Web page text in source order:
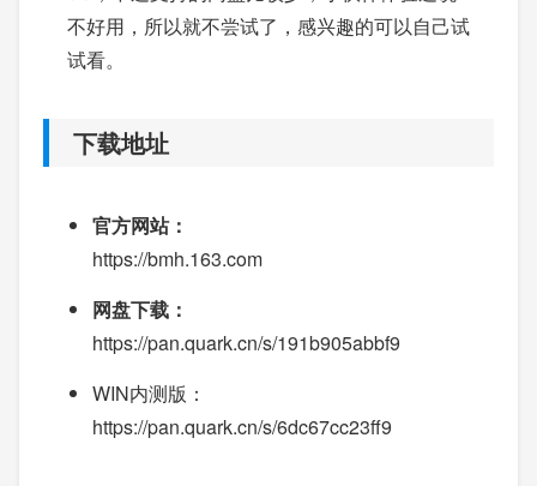
不好用，所以就不尝试了，感兴趣的可以自己试
试看。
下载地址
官方网站：
https://bmh.163.com
网盘下载：
https://pan.quark.cn/s/191b905abbf9
WIN内测版：
https://pan.quark.cn/s/6dc67cc23ff9